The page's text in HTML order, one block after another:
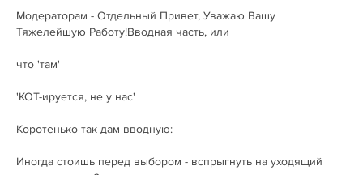
Модераторам - Отдельный Привет, Уважаю Вашу
Тяжелейшую Работу!Вводная часть, или
что 'там'
'КОТ-ируется, не у нас'
Коротенько так дам вводную:
Иногда стоишь перед выбором - вспрыгнуть на уходящий